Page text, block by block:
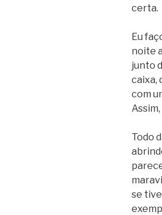
certa.
Eu
noite
junto
caixa,
com
Todo
se